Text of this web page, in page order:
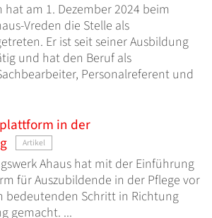
am 1. Dezember 2024 beim
Vreden die Stelle als
Er ist seit seiner Ausbildung
und hat den Beruf als
Personalreferent und
in der
Artikel
Ahaus hat mit der Einführung
für Auszubildende in der Pflege vor
bedeutenden Schritt in Richtung
gemacht. ...